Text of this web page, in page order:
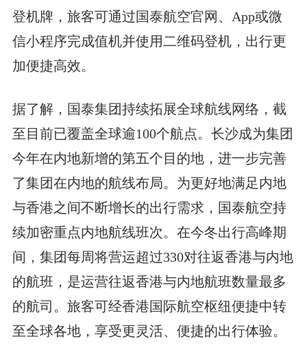
登机牌，旅客可通过国泰航空官网、App或微
信小程序完成值机并使用二维码登机，出行更
加便捷高效。
据了解，国泰集团持续拓展全球航线网络，截
至目前已覆盖全球逾100个航点。长沙成为集团
今年在内地新增的第五个目的地，进一步完善
了集团在内地的航线布局。为更好地满足内地
与香港之间不断增长的出行需求，国泰航空持
续加密重点内地航线班次。在今冬出行高峰期
间，集团每周将营运超过330对往返香港与内地
的航班，是运营往返香港与内地航班数量最多
的航司。旅客可经香港国际航空枢纽便捷中转
至全球各地，享受更灵活、便捷的出行体验。